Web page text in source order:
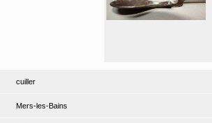
cuiller
Mers-les-Bains